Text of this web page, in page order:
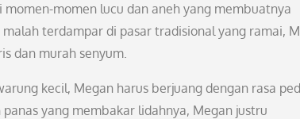
momen lucu dan aneh yang membuatnya
terdampar di pasar tradisional yang ramai,
dan murah senyum.
kecil, Megan harus berjuang dengan rasa
yang membakar lidahnya, Megan justru